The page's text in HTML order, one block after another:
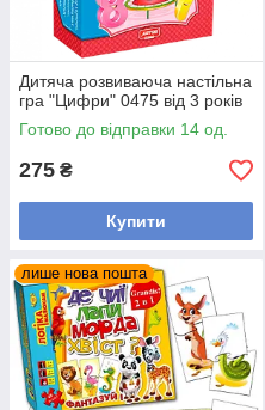
Дитяча розвиваюча настільна
гра "Цифри" 0475 від 3 років
Готово до відправки 14 од.
275 ₴
Купити
лише нова пошта